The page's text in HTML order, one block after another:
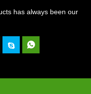
has always been our
 